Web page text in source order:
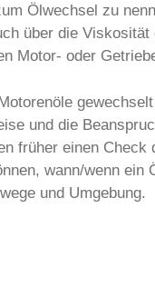
Ölwechsel zu
über die
Motor- oder
und die
früher einen
wann/wenn ein
und Umgebung.